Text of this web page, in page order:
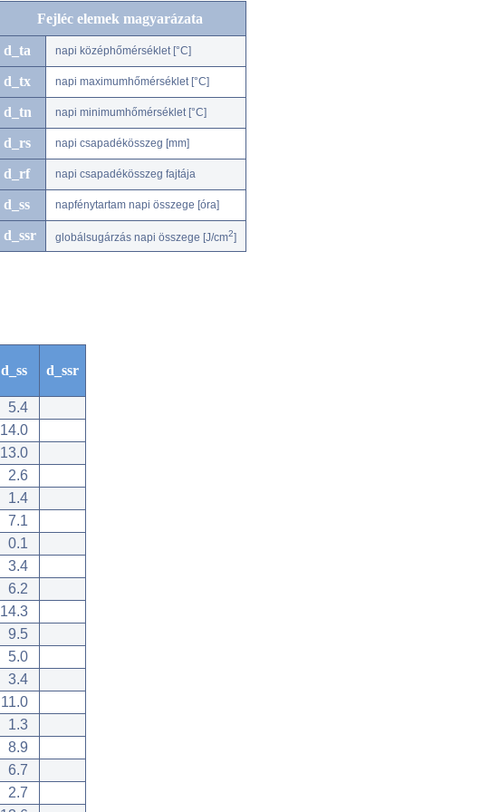
Fejléc elemek magyarázata
d_ta napi középhőmérséklet [°C]
d_tx napi maximumhőmérséklet [°C]
d_tn napi minimumhőmérséklet [°C]
d_rs napi csapadékösszeg [mm]
d_rf napi csapadékösszeg fajtája
d_ss napfénytartam napi összege [óra]
d_ssr globálsugárzás napi összege [J/cm2]
d_ss d_ssr
5.4
14.0
13.0
2.6
1.4
7.1
0.1
3.4
6.2
14.3
9.5
5.0
3.4
11.0
1.3
8.9
6.7
2.7